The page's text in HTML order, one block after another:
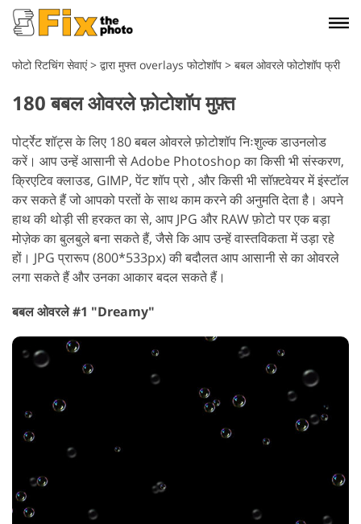
फोटो रिटचिंग सेवाएं> द्वारा मुफ्त overlays फोटोशॉप > बबल ओवरले फोटोशॉप फ्री
180 बबल ओवरले फ़ोटोशॉप मुफ़्त
पोर्ट्रेट शॉट्स के लिए 180 बबल ओवरले फ़ोटोशॉप निःशुल्क डाउनलोड
करें। आप उन्हें आसानी से Adobe Photoshop का किसी भी संस्करण,
क्रिएटिव क्लाउड, GIMP, पेंट शॉप प्रो , और किसी भी सॉफ़्टवेयर में इंस्टॉल
कर सकते हैं जो आपको परतों के साथ काम करने की अनुमति देता है। अपने
हाथ की थोड़ी सी हरकत का से, आप JPG और RAW फ़ोटो पर एक बड़ा
मोज़ेक का बुलबुले बना सकते हैं, जैसे कि आप उन्हें वास्तविकता में उड़ा रहे
हों। JPG प्रारूप (800*533px) की बदौलत आप आसानी से का ओवरले
लगा सकते हैं और उनका आकार बदल सकते हैं।
बबल ओवरले #1 "Dreamy"